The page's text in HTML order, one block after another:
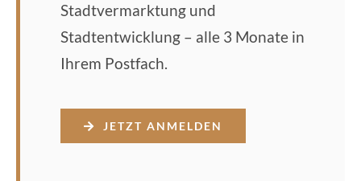
Stadtvermarktung und
Stadtentwicklung – alle 3 Monate in
Ihrem Postfach.
JETZT ANMELDEN